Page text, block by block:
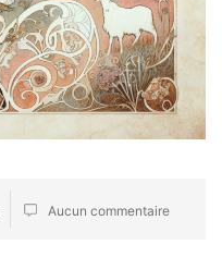
Aucun commentaire